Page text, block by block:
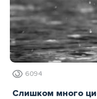
6094
Слишком много